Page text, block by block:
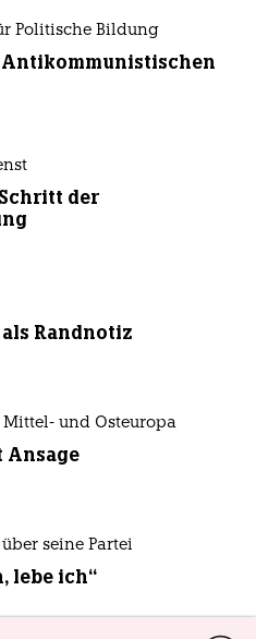
Politische Bildung
Antikommunistischen
der
Randnotiz
und Osteuropa
Ansage
seine Partei
lebe ich“